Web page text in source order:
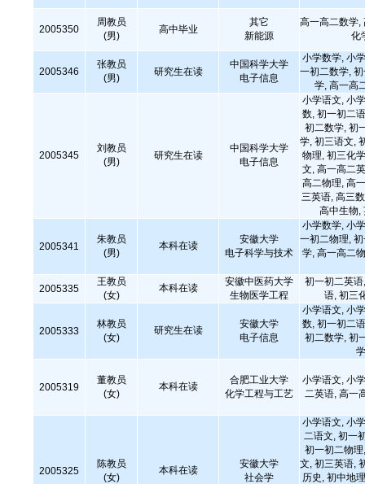
2005350
周教员
(男)
高中毕业
其它
新能源
高一高二数学,
化
2005346
张教员
(男)
研究生在读
中国科学大学
电子信息
小学数学, 小
一初二数学,
学, 高一高
2005345
刘教员
(男)
研究生在读
中国科学大学
电子信息
小学语文, 小
数, 初一初二
初二数学, 初
学, 初三语文,
物理, 初三化
文, 高一高二
高二物理, 高
三英语, 高三
高中生物,
2005341
朱教员
(男)
本科在读
安徽大学
电子科学与技术
小学数学, 小
一初二物理,
学, 高一高二
2005335
王教员
(女)
本科在读
安徽中医药大学
生物医学工程
初一初二英
语, 初三
2005333
林教员
(女)
研究生在读
安徽大学
电子信息
小学语文, 小
数, 初一初二
初二数学, 初
2005319
董教员
(女)
本科在读
合肥工业大学
化学工程与工艺
小学语文, 小
二英语, 高一
2005325
陈教员
(女)
本科在读
安徽大学
社会学
小学语文, 小
二语文, 初一
初一初二物
文, 初三英语,
历史, 初中地